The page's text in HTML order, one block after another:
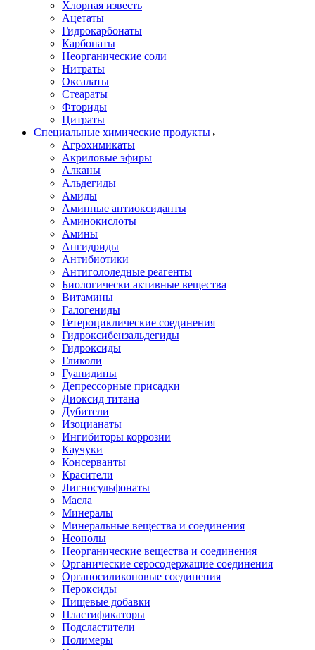
Хлорная известь
Ацетаты
Гидрокарбонаты
Карбонаты
Неорганические соли
Нитраты
Оксалаты
Стеараты
Фториды
Цитраты
Специальные химические продукты
Агрохимикаты
Акриловые эфиры
Алканы
Альдегиды
Амиды
Аминные антиоксиданты
Аминокислоты
Амины
Ангидриды
Антибиотики
Антигололедные реагенты
Биологически активные вещества
Витамины
Галогениды
Гетероциклические соединения
Гидроксибензальдегиды
Гидроксиды
Гликоли
Гуанидины
Депрессорные присадки
Диоксид титана
Дубители
Изоцианаты
Ингибиторы коррозии
Каучуки
Консерванты
Красители
Лигносульфонаты
Масла
Минералы
Минеральные вещества и соединения
Неонолы
Неорганические вещества и соединения
Органические серосодержащие соединения
Органосиликоновые соединения
Пероксиды
Пищевые добавки
Пластификаторы
Подсластители
Полимеры